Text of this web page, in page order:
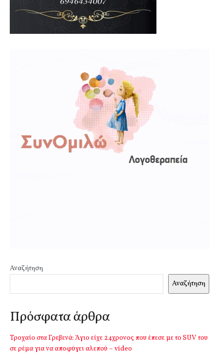
Αναζήτηση
Αναζήτηση
Πρόσφατα άρθρα
Τροχαίο στα Γρεβενά: Άγιο είχε 24χρονος που έπεσε με το SUV του
σε ρέμα για να αποφύγει αλεπού – video